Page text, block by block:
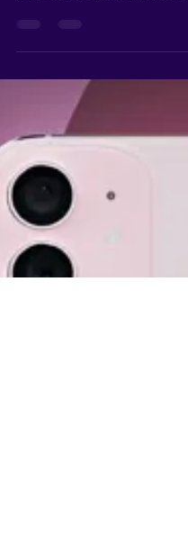
todas as cores do
[Vídeo]
Na semana passada, uma
primeira vez todas as opções